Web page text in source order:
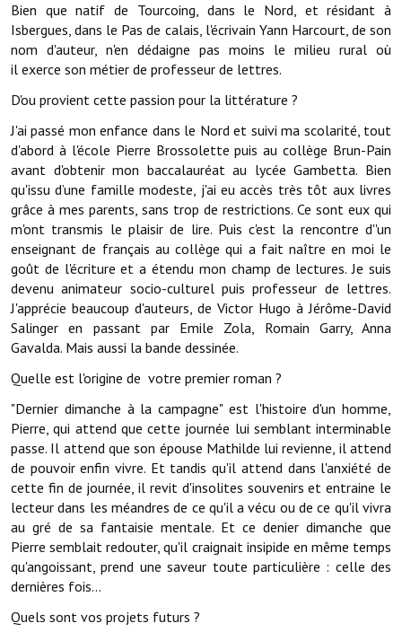
Communication
Le bulletin municipal : Fressinfo & Le Fressinois
Le village dans l'intercommunalité
Communauté de communes
Autres groupements
Les réseaux partenaires
L'association des maires
L'office de tourisme
Le conseil départemental
VILLE PRATIQUE
Services publics intercommunaux
Affaires scolaires, CCAS
Eaux, assainissement
France services
France Renov
Déchets ménagers, tri sélectif, encombrants
Bien que natif de Tourcoing, dans le Nord, et résidant à
Isbergues, dans le Pas de calais, l'écrivain Yann Harcourt, de son
nom d'auteur, n'en dédaigne pas moins le milieu rural où
il exerce son métier de professeur de lettres.
D'ou provient cette passion pour la littérature ?
J'ai passé mon enfance dans le Nord et suivi ma scolarité, tout
d'abord à l'école Pierre Brossolette puis au collège Brun-Pain
avant d'obtenir mon baccalauréat au lycée Gambetta. Bien
qu'issu d’une famille modeste, j'ai eu accès très tôt aux livres
grâce à mes parents, sans trop de restrictions. Ce sont eux qui
m'ont transmis le plaisir de lire. Puis c'est la rencontre d''un
enseignant de français au collège qui a fait naître en moi le
goût de l'écriture et a étendu mon champ de lectures. Je suis
devenu animateur socio-culturel puis professeur de lettres.
J'apprécie beaucoup d'auteurs, de Victor Hugo à Jérôme-David
Salinger en passant par Emile Zola, Romain Garry, Anna
Gavalda. Mais aussi la bande dessinée.
Quelle est l'origine de votre premier roman ?
"Dernier dimanche à la campagne" est l'histoire d'un homme,
Pierre, qui attend que cette journée lui semblant interminable
passe. Il attend que son épouse Mathilde lui revienne, il attend
de pouvoir enfin vivre. Et tandis qu'il attend dans l'anxiété de
cette fin de journée, il revit d'insolites souvenirs et entraine le
lecteur dans les méandres de ce qu'il a vécu ou de ce qu'il vivra
au gré de sa fantaisie mentale. Et ce denier dimanche que
Pierre semblait redouter, qu'il craignait insipide en même temps
qu'angoissant, prend une saveur toute particulière : celle des
dernières fois...
Quels sont vos projets futurs ?